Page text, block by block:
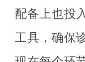
配备上也投
工具，确保